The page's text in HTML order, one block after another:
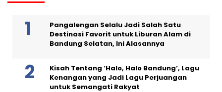
Pangalengan Selalu Jadi Salah Satu
Destinasi Favorit untuk Liburan Alam di
Bandung Selatan, Ini Alasannya
Kisah Tentang ‘Halo, Halo Bandung’, Lagu
Kenangan yang Jadi Lagu Perjuangan
untuk Semangati Rakyat